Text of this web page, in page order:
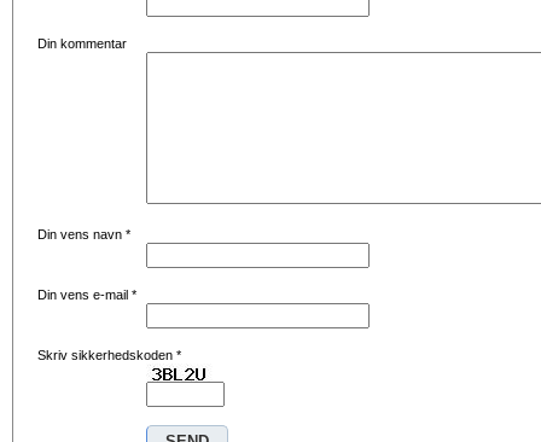
Din kommentar
Din vens navn *
Din vens e-mail *
Skriv sikkerhedskoden *